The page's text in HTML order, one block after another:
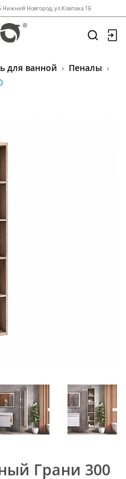
Нижний Новгород, ул.Ковпака 1Б
для ванной › Пеналы ›
Грани 300